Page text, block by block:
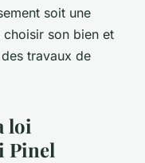
soit une
choisir son bien et
travaux de
loi
Pinel